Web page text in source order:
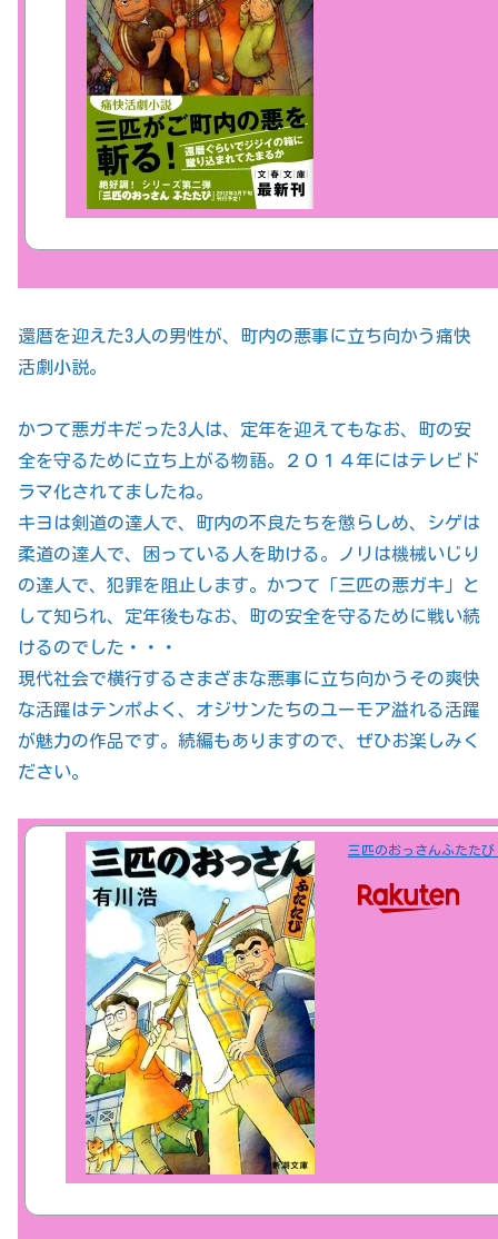
還暦を迎えた3人の男性が、町内の悪事に立ち向かう痛快
活劇小説。
かつて悪ガキだった3人は、定年を迎えてもなお、町の安
全を守るために立ち上がる物語。２０１４年にはテレビド
ラマ化されてましたね。
キヨは剣道の達人で、町内の不良たちを懲らしめ、シゲは
柔道の達人で、困っている人を助ける。ノリは機械いじり
の達人で、犯罪を阻止します。かつて「三匹の悪ガキ」と
して知られ、定年後もなお、町の安全を守るために戦い続
けるのでした・・・
現代社会で横行するさまざまな悪事に立ち向かうその爽快
な活躍はテンポよく、オジサンたちのユーモア溢れる活躍
が魅力の作品です。続編もありますので、ぜひお楽しみく
ださい。
三匹のおっさんふたた